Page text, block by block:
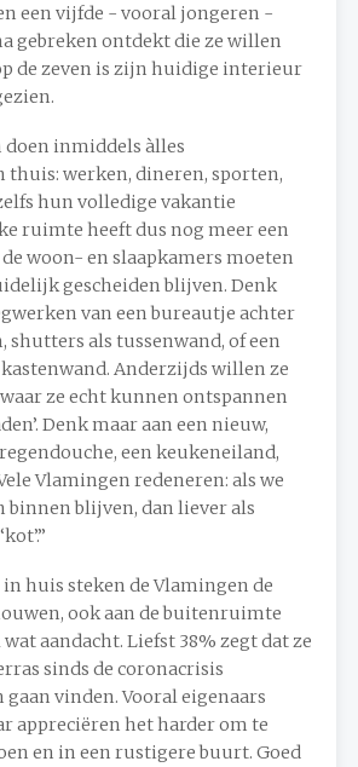
een vijfde - vooral jongeren -
gebreken ontdekt die ze willen
de zeven is zijn huidige interieur
doen inmiddels àlles
thuis: werken, dineren, sporten,
hun volledige vakantie
ruimte heeft dus nog meer een
woon- en slaapkamers moeten
gescheiden blijven. Denk
van een bureautje achter
shutters als tussenwand, of een
Anderzijds willen ze
ze echt kunnen ontspannen
Denk maar aan een nieuw,
een keukeneiland,
Vlamingen redeneren: als we
binnen blijven, dan liever als
huis steken de Vlamingen de
ook aan de buitenruimte
aandacht. Liefst 38% zegt dat ze
sinds de coronacrisis
vinden. Vooral eigenaars
appreciëren het harder om te
en in een rustigere buurt. Goed